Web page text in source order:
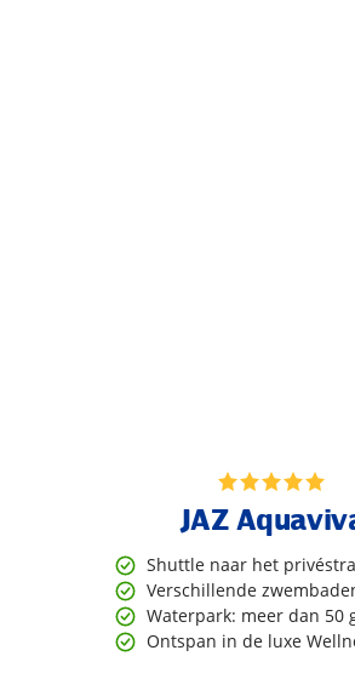
JAZ
Shuttle naar het
Verschillende
Waterpark: meer dan 50
Ontspan in de luxe